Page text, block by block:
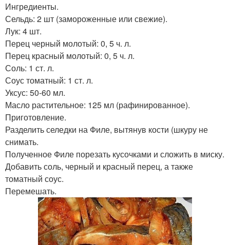
Ингредиенты.
Сельдь: 2 шт (замороженные или свежие).
Лук: 4 шт.
Перец черный молотый: 0, 5 ч. л.
Перец красный молотый: 0, 5 ч. л.
Соль: 1 ст. л.
Соус томатный: 1 ст. л.
Уксус: 50-60 мл.
Масло растительное: 125 мл (рафинированное).
Приготовление.
Разделить селедки на Филе, вытянув кости (шкуру не
снимать.
Полученное Филе порезать кусочками и сложить в миску.
Добавить соль, черный и красный перец, а также
томатный соус.
Перемешать.